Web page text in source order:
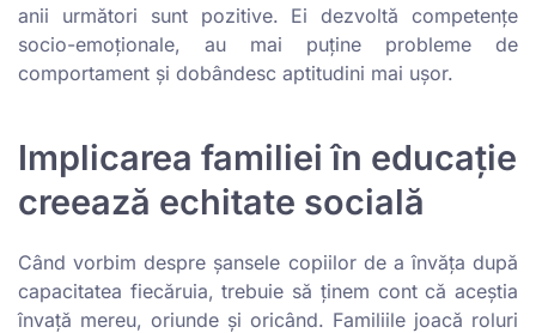
anii următori sunt pozitive. Ei dezvoltă competențe
socio-emoționale, au mai puține probleme de
comportament și dobândesc aptitudini mai ușor.
Implicarea familiei în educație
creează echitate socială
Când vorbim despre șansele copiilor de a învăța după
capacitatea fiecăruia, trebuie să ținem cont că aceștia
învață mereu, oriunde și oricând. Familiile joacă roluri